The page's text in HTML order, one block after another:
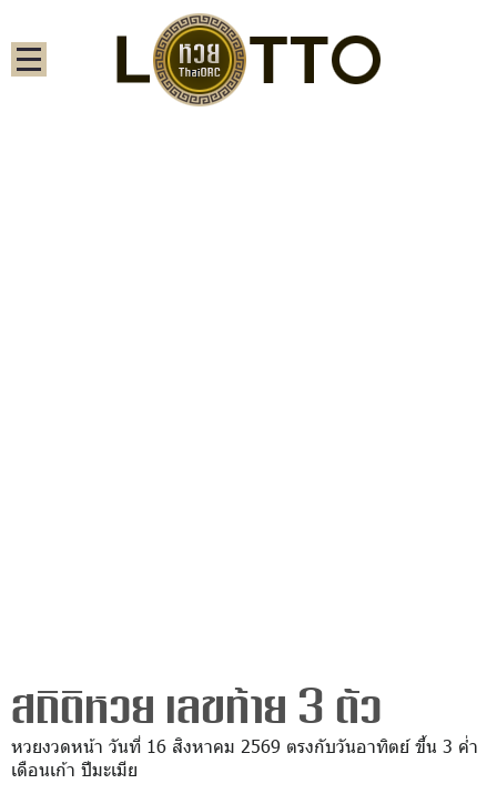
สถิติหวย เลขท้าย 3 ตัว
หวยงวดหน้า วันที่ 16 สิงหาคม 2569 ตรงกับวันอาทิตย์ ขึ้น 3 ค่ำ
เดือนเก้า ปีมะเมีย